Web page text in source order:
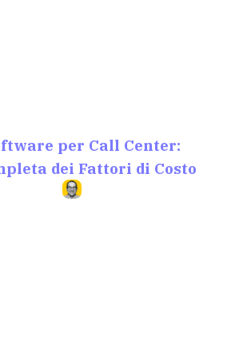
per Call Center:
dei Fattori di Costo